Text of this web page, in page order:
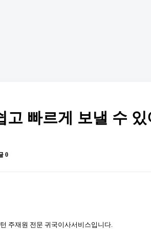
고 빠르게 보낼 수 있
0
주재원 전문 귀국이사서비스입니다.